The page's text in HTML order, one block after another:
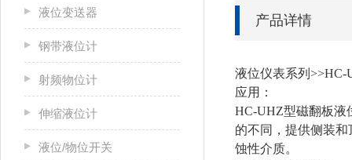
液位变送器
钢带液位计
射频物位计
伸缩液位计
液位/物位开关
产品详情
液位仪表系列
应用：
HC-UHZ型磁翻板液
的不同，提供侧装
蚀性介质。